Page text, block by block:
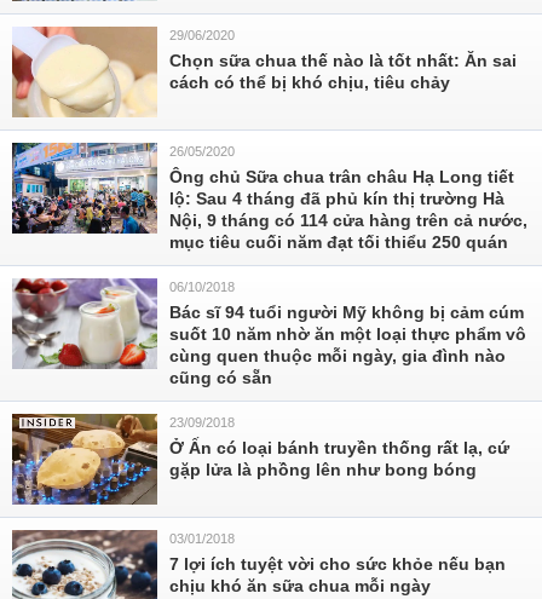
29/06/2020
Chọn sữa chua thế nào là tốt nhất: Ăn sai
cách có thể bị khó chịu, tiêu chảy
26/05/2020
Ông chủ Sữa chua trân châu Hạ Long tiết
lộ: Sau 4 tháng đã phủ kín thị trường Hà
Nội, 9 tháng có 114 cửa hàng trên cả nước,
mục tiêu cuối năm đạt tối thiểu 250 quán
06/10/2018
Bác sĩ 94 tuổi người Mỹ không bị cảm cúm
suốt 10 năm nhờ ăn một loại thực phẩm vô
cùng quen thuộc mỗi ngày, gia đình nào
cũng có sẵn
23/09/2018
Ở Ấn có loại bánh truyền thống rất lạ, cứ
gặp lửa là phồng lên như bong bóng
03/01/2018
7 lợi ích tuyệt vời cho sức khỏe nếu bạn
chịu khó ăn sữa chua mỗi ngày